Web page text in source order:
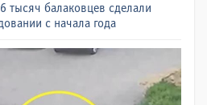
тысяч балаковцев сделали
с начала года